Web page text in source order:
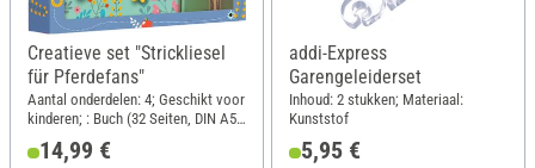
Creatieve set "Strickliesel
für Pferdefans"
Aantal onderdelen: 4; Geschikt voor
kinderen; : Buch (32 Seiten, DIN A5,
Softcover) mit Strickliesel und Garn
(100% Polyacryl).; DIN-formaat A5
14,99 €
addi-Express
Garengeleiderset
Inhoud: 2 stukken; Materiaal:
Kunststof
5,95 €